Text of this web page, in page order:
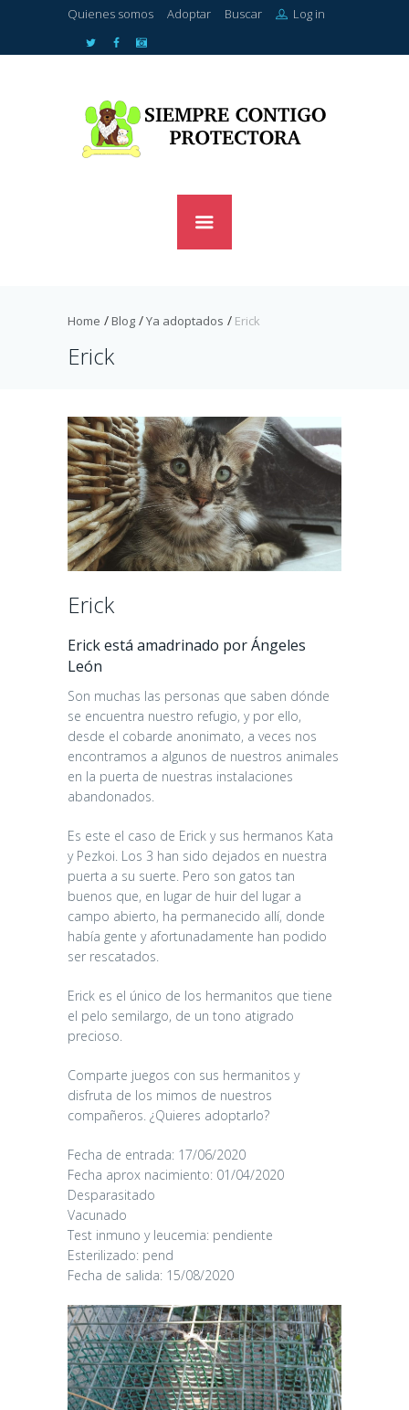
Quienes somos Adoptar Buscar Log in
Home Blog Ya adoptados Erick
Erick
Erick
Erick está amadrinado por Ángeles
León
Son muchas las personas que saben dónde
se encuentra nuestro refugio, y por ello,
desde el cobarde anonimato, a veces nos
encontramos a algunos de nuestros animales
en la puerta de nuestras instalaciones
abandonados.
Es este el caso de Erick y sus hermanos Kata
y Pezkoi. Los 3 han sido dejados en nuestra
puerta a su suerte. Pero son gatos tan
buenos que, en lugar de huir del lugar a
campo abierto, ha permanecido allí, donde
había gente y afortunadamente han podido
ser rescatados.
Erick es el único de los hermanitos que tiene
el pelo semilargo, de un tono atigrado
precioso.
Comparte juegos con sus hermanitos y
disfruta de los mimos de nuestros
compañeros. ¿Quieres adoptarlo?
Fecha de entrada: 17/06/2020
Fecha aprox nacimiento: 01/04/2020
Desparasitado
Vacunado
Test inmuno y leucemia: pendiente
Esterilizado: pend
Fecha de salida: 15/08/2020